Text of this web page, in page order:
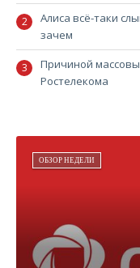
Алиса всё-таки
зачем
Причиной
Ростелекома
ОБЗОР НЕДЕЛИ